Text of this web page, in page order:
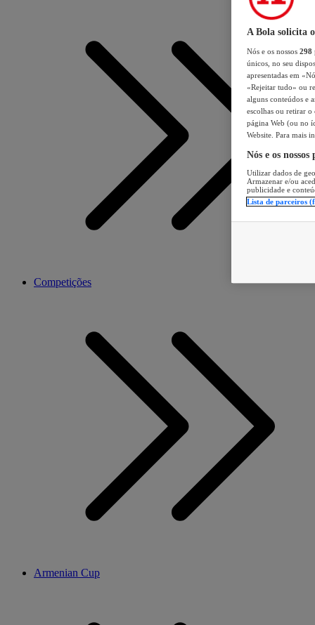
Competições
Armenian Cup
A Bola solicita
Nós e os nossos 298
únicos, no seu
apresentadas em
«Rejeitar tudo» ou
alguns conteúdos e
escolhas ou retirar
página Web (ou no
Website. Para mais
Nós e os
Utilizar dados de
Armazenar e/ou
publicidade e
Lista de parceiros